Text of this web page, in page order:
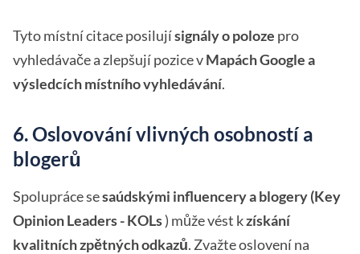
Tyto místní citace posilujísignály o poloze pro
vyhledávače a zlepšují pozice vMapách Google a
výsledcích místního vyhledávání.
6. Oslovování vlivných osobností a
blogerů
Spolupráce sesaúdskými influencery a blogery (Key
Opinion Leaders - KOLs) může vést kzískání
kvalitních zpětných odkazů. Zvažte oslovení na